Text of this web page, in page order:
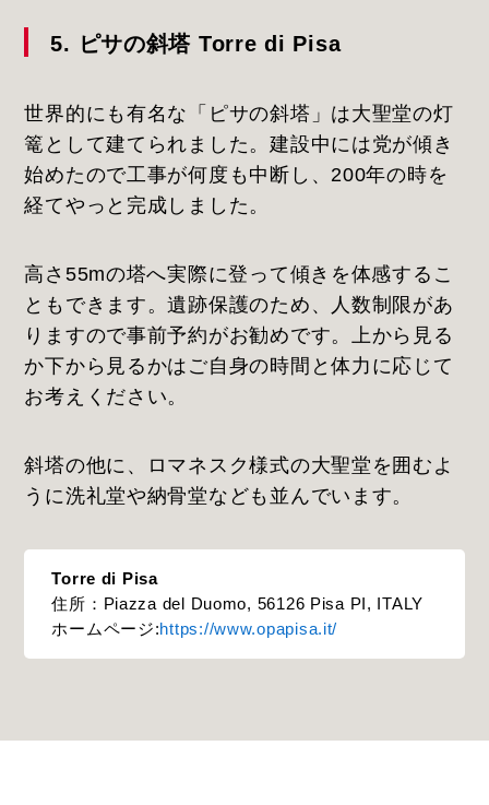
5. ピサの斜塔 Torre di Pisa
世界的にも有名な「ピサの斜塔」は大聖堂の灯
篭として建てられました。建設中には党が傾き
始めたので工事が何度も中断し、200年の時を
経てやっと完成しました。
高さ55mの塔へ実際に登って傾きを体感するこ
ともできます。遺跡保護のため、人数制限があ
りますので事前予約がお勧めです。上から見る
か下から見るかはご自身の時間と体力に応じて
お考えください。
斜塔の他に、ロマネスク様式の大聖堂を囲むよ
うに洗礼堂や納骨堂なども並んでいます。
Torre di Pisa
住所：Piazza del Duomo, 56126 Pisa PI, ITALY
ホームページ:https://www.opapisa.it/